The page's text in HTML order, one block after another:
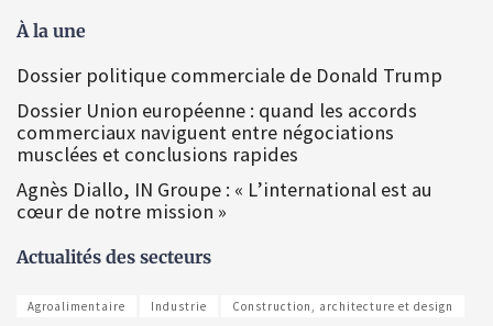
À la une
Dossier politique commerciale de Donald Trump
Dossier Union européenne : quand les accords
commerciaux naviguent entre négociations
musclées et conclusions rapides
Agnès Diallo, IN Groupe : « L’international est au
cœur de notre mission »
Actualités des secteurs
Agroalimentaire Industrie Construction, architecture et design